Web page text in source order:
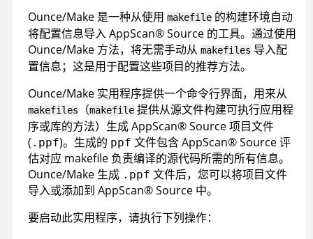
Ounce/Make 是一种从使用 makefile 的构建环境自动
将配置信息导入AppScan®Source 的工具。通过使用
Ounce/Make 方法，将无需手动从 makefiles 导入配
置信息；这是用于配置这些项目的推荐方法。
Ounce/Make 实用程序提供一个命令行界面，用来从
makefiles （makefile 提供从源文件构建可执行应用程
序或库的方法）生成AppScan®Source项目文件
( .ppf)。生成的 ppf 文件包含AppScan®Source评
估对应 makefile 负责编译的源代码所需的所有信息。
Ounce/Make 生成 .ppf 文件后，您可以将项目文件
导入或添加到 AppScan®Source 中。
要启动此实用程序，请执行下列操作：